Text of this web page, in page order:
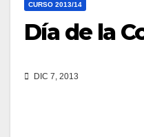
CURSO 2013/14
Día de la
DIC 7, 2013